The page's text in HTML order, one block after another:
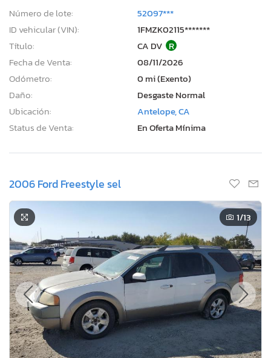
Número de lote:
52097***
ID vehicular (VIN):
1FMZK02115*******
Título:
CA DV R
Fecha de Venta:
08/11/2026
Odómetro:
0 mi (Exento)
Daño:
Desgaste Normal
Ubicación:
Antelope, CA
Status de Venta:
En Oferta Mínima
2006 Ford Freestyle sel
1/13